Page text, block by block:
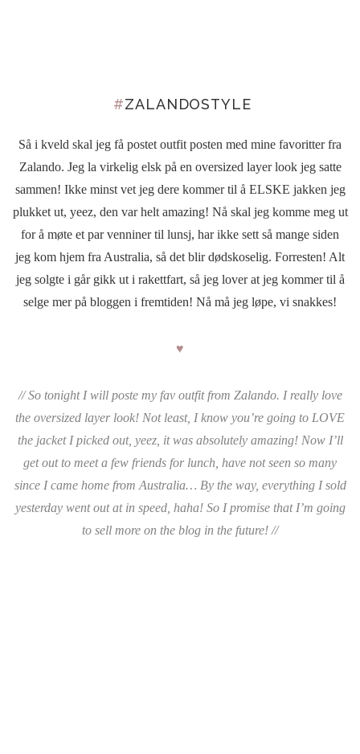
#ZALANDOSTYLE
Så i kveld skal jeg få postet outfit posten med mine favoritter fra
Zalando. Jeg la virkelig elsk på en oversized layer look jeg satte
sammen! Ikke minst vet jeg dere kommer til å ELSKE jakken jeg
plukket ut, yeez, den var helt amazing! Nå skal jeg komme meg ut
for å møte et par venniner til lunsj, har ikke sett så mange siden
jeg kom hjem fra Australia, så det blir dødskoselig. Forresten! Alt
jeg solgte i går gikk ut i rakettfart, så jeg lover at jeg kommer til å
selge mer på bloggen i fremtiden! Nå må jeg løpe, vi snakkes!
♥
// So tonight I will poste my fav outfit from Zalando. I really love
the oversized layer look! Not least, I know you’re going to LOVE
the jacket I picked out, yeez, it was absolutely amazing! Now I’ll
get out to meet a few friends for lunch, have not seen so many
since I came home from Australia… By the way, everything I sold
yesterday went out at in speed, haha! So I promise that I’m going
to sell more on the blog in the future! //